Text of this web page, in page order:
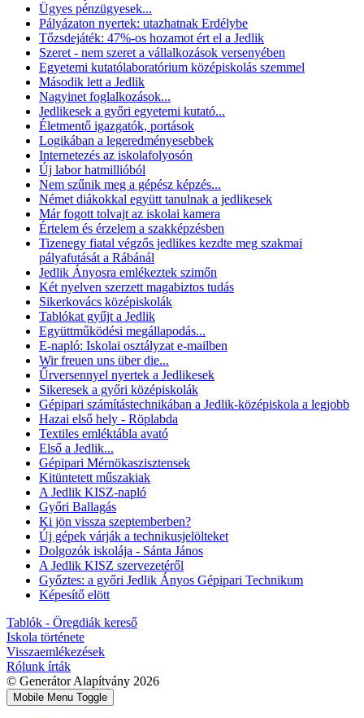
Ügyes pénzügyesek...
Pályázaton nyertek: utazhatnak Erdélybe
Tőzsdejáték: 47%-os hozamot ért el a Jedlik
Szeret - nem szeret a vállalkozások versenyében
Egyetemi kutatólaboratórium középiskolás szemmel
Második lett a Jedlik
Nagyinet foglalkozások...
Jedlikesek a győri egyetemi kutató...
Életmentő igazgatók, portások
Logikában a legeredményesebbek
Internetezés az iskolafolyosón
Új labor hatmillióból
Nem szűnik meg a gépész képzés...
Német diákokkal együtt tanulnak a jedlikesek
Már fogott tolvajt az iskolai kamera
Értelem és érzelem a szakképzésben
Tizenegy fiatal végzős jedlikes kezdte meg szakmai
pályafutását a Rábánál
Jedlik Ányosra emlékeztek szimőn
Két nyelven szerzett magabiztos tudás
Sikerkovács középiskolák
Tablókat gyűjt a Jedlik
Együttműködési megállapodás...
E-napló: Iskolai osztályzat e-mailben
Wir freuen uns über die...
Űrversennyel nyertek a Jedlikesek
Sikeresek a győri középiskolák
Gépipari számítástechnikában a Jedlik-középiskola a legjobb
Hazai első hely - Röplabda
Textiles emléktábla avató
Első a Jedlik...
Gépipari Mérnökaszisztensek
Kitüntetett műszakiak
A Jedlik KISZ-napló
Győri Ballagás
Ki jön vissza szeptemberben?
Új gépek várják a technikusjelölteket
Dolgozók iskolája - Sánta János
A Jedlik KISZ szervezetéről
Győztes: a győri Jedlik Ányos Gépipari Technikum
Képesítő elött
Tablók - Öregdiák kereső
Iskola története
Visszaemlékezések
Rólunk írták
© Generátor Alapítvány 2026
Mobile Menu Toggle